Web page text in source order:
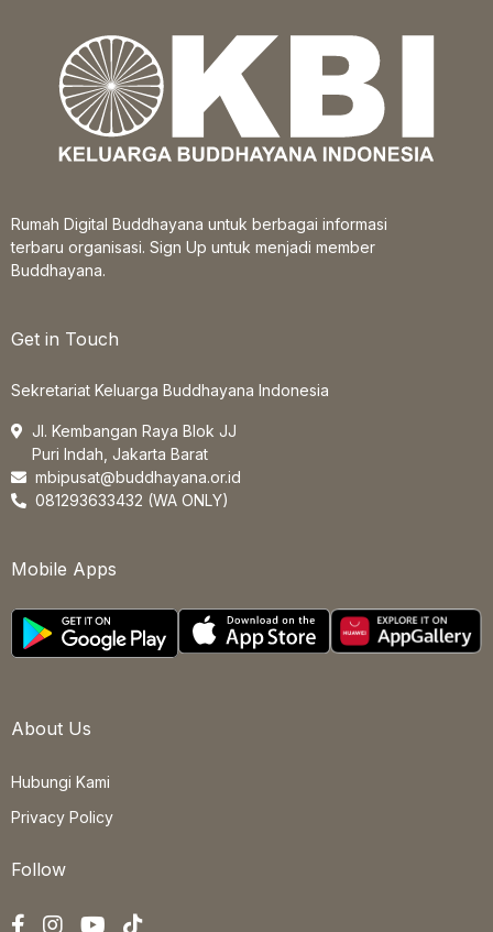
Rumah Digital Buddhayana untuk berbagai informasi
terbaru organisasi. Sign Up untuk menjadi member
Buddhayana.
Get in Touch
Sekretariat Keluarga Buddhayana Indonesia
Jl. Kembangan Raya Blok JJ
Puri Indah, Jakarta Barat
mbipusat@buddhayana.or.id
081293633432 (WA ONLY)
Mobile Apps
About Us
Hubungi Kami
Privacy Policy
Follow